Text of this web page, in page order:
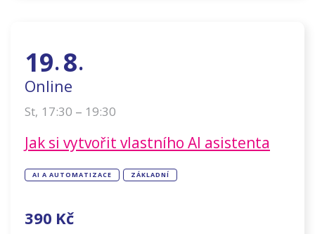
19.8.
Online
St, 17:30 – 19:30
Jak si vytvořit vlastního AI asistenta
AI A AUTOMATIZACE ZÁKLADNÍ
390 Kč